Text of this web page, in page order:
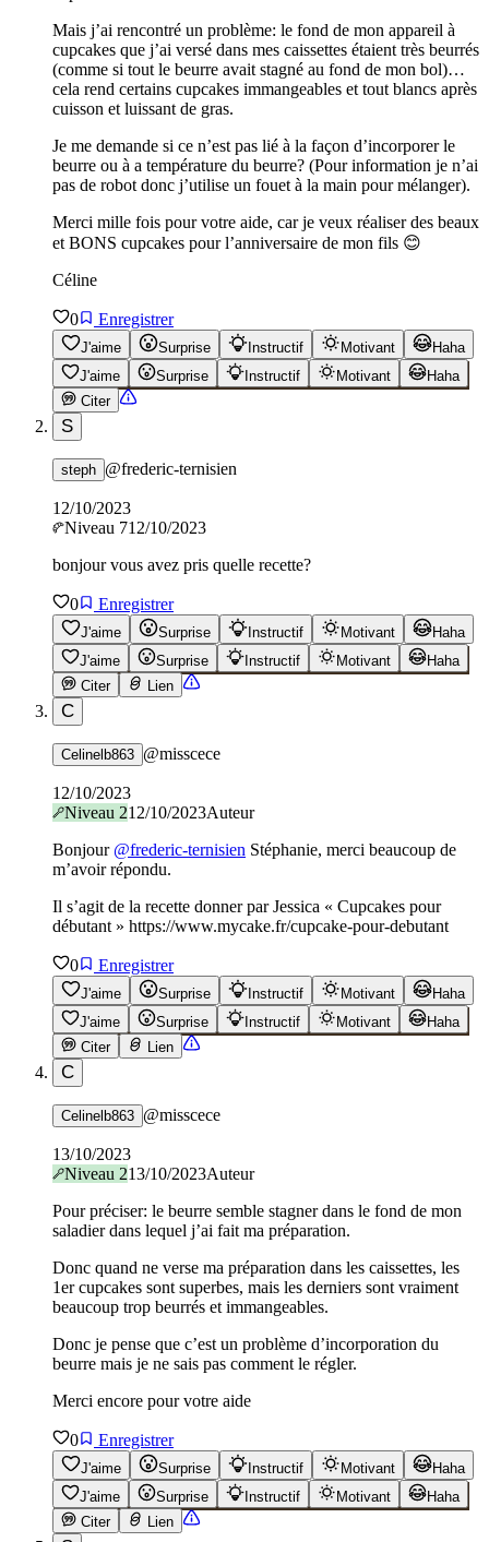
Mais j’ai rencontré un problème: le fond de mon appareil à
cupcakes que j’ai versé dans mes caissettes étaient très beurrés
(comme si tout le beurre avait stagné au fond de mon bol)…
cela rend certains cupcakes immangeables et tout blancs après
cuisson et luissant de gras.
Je me demande si ce n’est pas lié à la façon d’incorporer le
beurre ou à a température du beurre? (Pour information je n’ai
pas de robot donc j’utilise un fouet à la main pour mélanger).
Merci mille fois pour votre aide, car je veux réaliser des beaux
et BONS cupcakes pour l’anniversaire de mon fils 😊
Céline
0 Enregistrer
J'aime Surprise Instructif Motivant
Haha
J'aime
Surprise Instructif Motivant
Haha
Citer
S
steph @frederic-ternisien
12/10/2023
Niveau 712/10/2023
bonjour vous avez pris quelle recette?
0 Enregistrer
J'aime Surprise Instructif Motivant
Haha
J'aime
Surprise Instructif Motivant
Haha
Citer
Lien
C
Celinelb863 @misscece
12/10/2023
Niveau 212/10/2023Auteur
Bonjour @frederic-ternisien Stéphanie, merci beaucoup de
m’avoir répondu.
Il s’agit de la recette donner par Jessica « Cupcakes pour
débutant » https://www.mycake.fr/cupcake-pour-debutant
0 Enregistrer
J'aime Surprise Instructif Motivant
Haha
J'aime
Surprise Instructif Motivant
Haha
Citer
Lien
C
Celinelb863 @misscece
13/10/2023
Niveau 213/10/2023Auteur
Pour préciser: le beurre semble stagner dans le fond de mon
saladier dans lequel j’ai fait ma préparation.
Donc quand ne verse ma préparation dans les caissettes, les
1er cupcakes sont superbes, mais les derniers sont vraiment
beaucoup trop beurrés et immangeables.
Donc je pense que c’est un problème d’incorporation du
beurre mais je ne sais pas comment le régler.
Merci encore pour votre aide
0 Enregistrer
J'aime Surprise Instructif Motivant
Haha
J'aime
Surprise Instructif Motivant
Haha
Citer
Lien